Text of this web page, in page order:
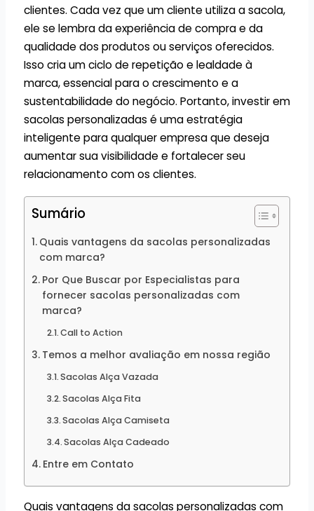
clientes. Cada vez que um cliente utiliza a sacola,
ele se lembra da experiência de compra e da
qualidade dos produtos ou serviços oferecidos.
Isso cria um ciclo de repetição e lealdade à
marca, essencial para o crescimento e a
sustentabilidade do negócio. Portanto, investir em
sacolas personalizadas é uma estratégia
inteligente para qualquer empresa que deseja
aumentar sua visibilidade e fortalecer seu
relacionamento com os clientes.
Sumário
Quais vantagens da sacolas personalizadas
com marca?
Por Que Buscar por Especialistas para
fornecer sacolas personalizadas com
marca?
Call to Action
Temos a melhor avaliação em nossa região
Sacolas Alça Vazada
Sacolas Alça Fita
Sacolas Alça Camiseta
Sacolas Alça Cadeado
Entre em Contato
Quais vantagens da sacolas personalizadas com